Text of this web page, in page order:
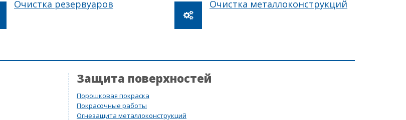
Очистка резервуаров Очистка металлоконструкций
Защита поверхностей
Порошковая покраска
Покрасочные работы
Огнезащита металлоконструкций